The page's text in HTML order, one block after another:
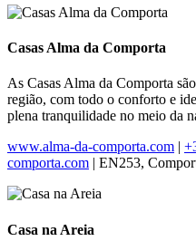
Casas Alma da Comporta
As Casas Alma da Comporta
região, com todo o conforto e
plena tranquilidade no meio da
www.alma-da-comporta.com |
comporta.com | EN253,
Casa na Areia